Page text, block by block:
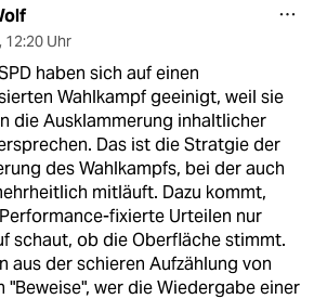
, 12:20 Uhr
haben sich auf einen
Wahlkampf geeinigt, weil sie
die Ausklammerung inhaltlicher
Das ist die Stratgie der
des Wahlkampfs, bei der auch
mitläuft. Dazu kommt,
fixierte Urteilen nur
schaut, ob die Oberfläche stimmt.
aus der schieren Aufzählung von
"Beweise", wer die Wiedergabe einer